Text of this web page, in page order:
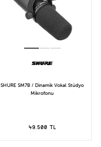
SHURE SM7B / Dinamik Vokal Stüdyo
Mikrofonu
49.500 TL